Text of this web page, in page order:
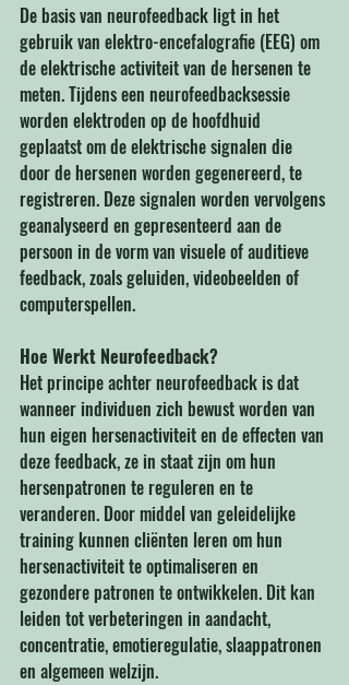
De basis van neurofeedback ligt in het
gebruik van elektro-encefalografie (EEG) om
de elektrische activiteit van de hersenen te
meten. Tijdens een neurofeedbacksessie
worden elektroden op de hoofdhuid
geplaatst om de elektrische signalen die
door de hersenen worden gegenereerd, te
registreren. Deze signalen worden vervolgens
geanalyseerd en gepresenteerd aan de
persoon in de vorm van visuele of auditieve
feedback, zoals geluiden, videobeelden of
computerspellen.
Hoe Werkt Neurofeedback?
Het principe achter neurofeedback is dat
wanneer individuen zich bewust worden van
hun eigen hersenactiviteit en de effecten van
deze feedback, ze in staat zijn om hun
hersenpatronen te reguleren en te
veranderen. Door middel van geleidelijke
training kunnen cliënten leren om hun
hersenactiviteit te optimaliseren en
gezondere patronen te ontwikkelen. Dit kan
leiden tot verbeteringen in aandacht,
concentratie, emotieregulatie, slaappatronen
en algemeen welzijn.